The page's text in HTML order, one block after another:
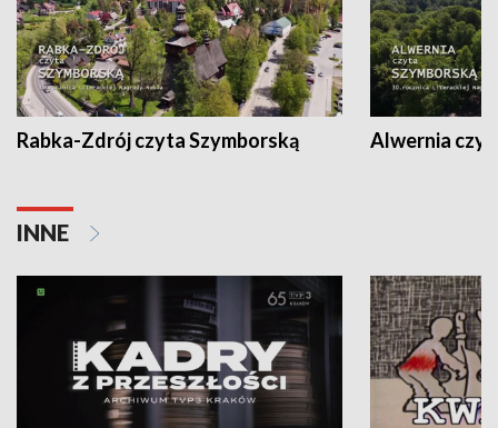
Rabka-Zdrój czyta Szymborską Alwernia
INNE